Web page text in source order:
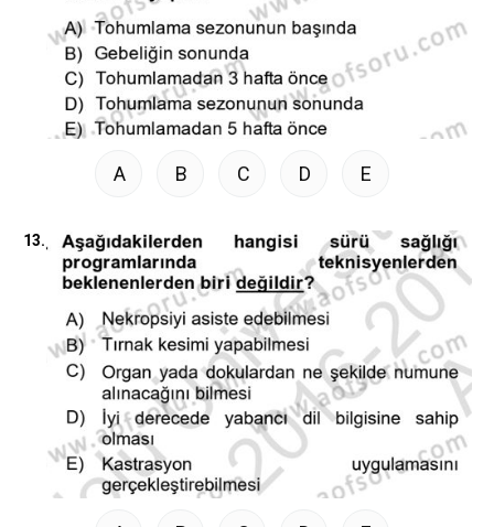
A B C D E
13.